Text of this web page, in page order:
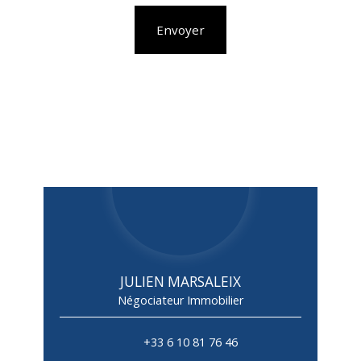
Envoyer
JULIEN MARSALEIX
Négociateur Immobilier
+33 6 10 81 76 46